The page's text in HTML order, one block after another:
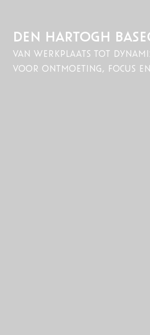
DEN HARTOGH
van werkplaats tot
voor ontmoeting, focus